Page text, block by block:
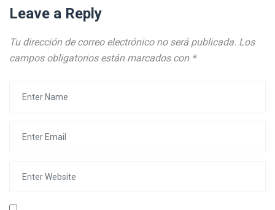
Leave a Reply
Tu dirección de correo electrónico no será publicada. Los
campos obligatorios están marcados con *